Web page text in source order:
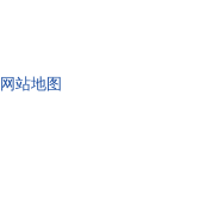
网站地图